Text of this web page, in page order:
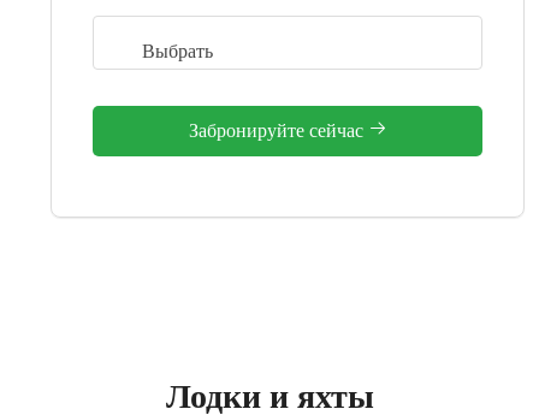
Забронируйте сейчас
Лодки и яхты